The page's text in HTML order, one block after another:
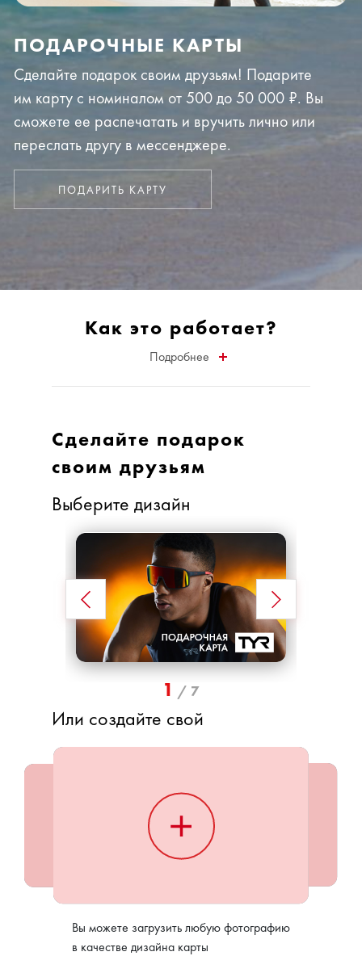
ПОДАРОЧНЫЕ КАРТЫ
Сделайте подарок своим друзьям! Подарите
им карту с номиналом от 500 до 50 000 ₽. Вы
сможете ее распечатать и вручить лично или
переслать другу в мессенджере.
ПОДАРИТЬ КАРТУ
Как это работает?
Подробнее
Сделайте подарок
своим друзьям
Выберите дизайн
1 / 7
Или создайте свой
Вы можете загрузить любую фотографию
в качестве дизайна карты